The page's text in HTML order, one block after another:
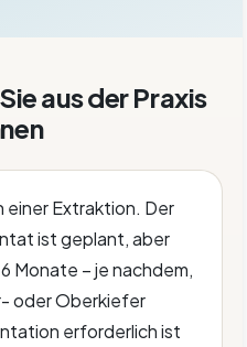
aus der Praxis
einer Extraktion. Der
ist geplant, aber
Monate – je nachdem,
oder Oberkiefer
erforderlich ist